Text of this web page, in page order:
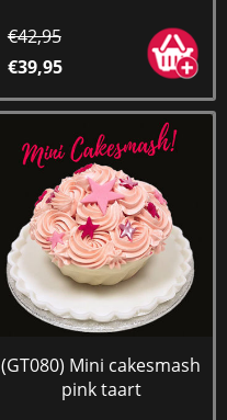
€42,95
€39,95
(GT080) Mini cakesmash
pink taart